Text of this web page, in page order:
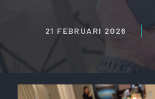
21 FEBRUARI 2026